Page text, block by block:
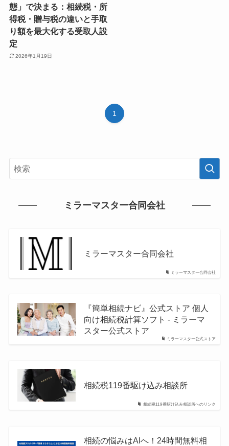
態」で決まる：相続税・所
得税・贈与税の違いと手取
り額を最大化する受取人設
定
2026年1月19日
1
ミラーマスター合同会社
ミラーマスター合同会社
ミラーマスター合同会社
ミラーマスター公式ストア
『簡単相続ナビ』公式ストア 個人
向け相続税計算ソフト - ミラーマ
スター公式ストア
相続税119番駆け込み相談所へのリンク
相続税119番駆け込み相談所
相続の悩みはAIへ！24時間無料相